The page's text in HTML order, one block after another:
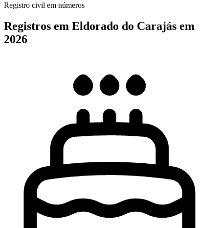
Registro civil em números
Registros em Eldorado do Carajás em
2026